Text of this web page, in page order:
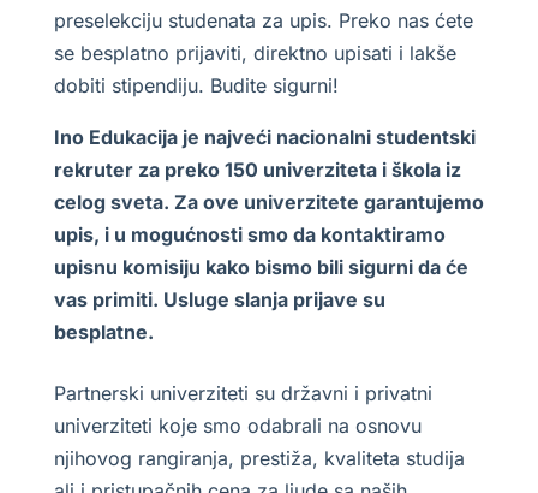
preselekciju studenata za upis. Preko nas ćete
se besplatno prijaviti, direktno upisati i lakše
dobiti stipendiju. Budite sigurni!
Ino Edukacija je najveći nacionalni studentski
rekruter za preko 150 univerziteta i škola iz
celog sveta. Za ove univerzitete garantujemo
upis, i u mogućnosti smo da kontaktiramo
upisnu komisiju kako bismo bili sigurni da će
vas primiti. Usluge slanja prijave su
besplatne.
Partnerski univerziteti su državni i privatni
univerziteti koje smo odabrali na osnovu
njihovog rangiranja, prestiža, kvaliteta studija